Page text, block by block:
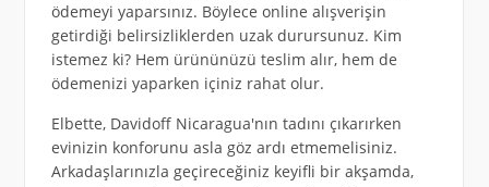
ödemeyi yaparsınız. Böylece online alışverişin
getirdiği belirsizliklerden uzak durursunuz. Kim
istemez ki? Hem ürününüzü teslim alır, hem de
ödemenizi yaparken içiniz rahat olur.
Elbette, Davidoff Nicaragua'nın tadını çıkarırken
evinizin konforunu asla göz ardı etmemelisiniz.
Arkadaşlarınızla geçireceğiniz keyifli bir akşamda,